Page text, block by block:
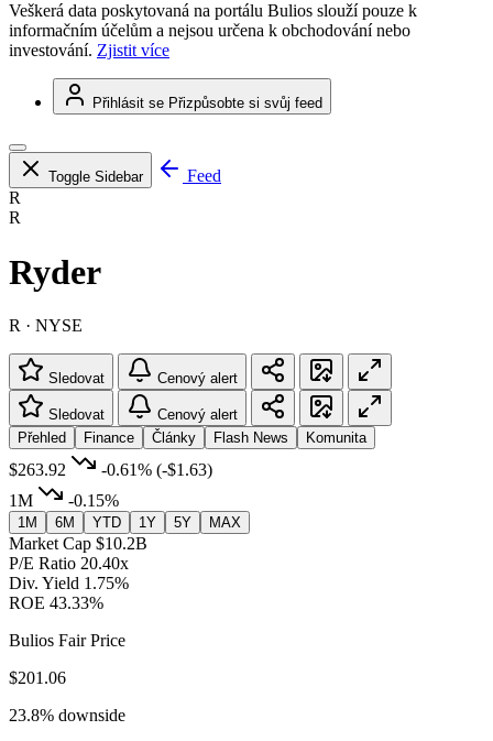
Veškerá data poskytovaná na portálu Bulios slouží pouze k
informačním účelům a nejsou určena k obchodování nebo
investování. Zjistit více
Přihlásit se Přizpůsobte si svůj feed
Toggle Sidebar
Feed
R
R
Ryder
R · NYSE
Sledovat Cenový alert
Sledovat
Cenový alert
Přehled
Finance Články Flash News Komunita
$263.92 -0.61% (-$1.63)
1M
-0.15%
1M 6M YTD 1Y 5Y MAX
Market Cap $10.2B
P/E Ratio 20.40x
Div. Yield 1.75%
ROE 43.33%
Bulios Fair Price
$201.06
23.8% downside